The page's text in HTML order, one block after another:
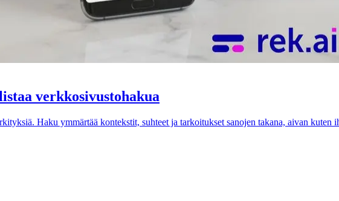
verkkosivustohakua
Haku ymmärtää kontekstit, suhteet ja tarkoitukset sanojen takana, aivan kuten